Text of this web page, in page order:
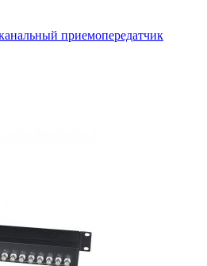
приемопередатчик